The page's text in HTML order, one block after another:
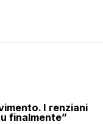
I renziani
finalmente”